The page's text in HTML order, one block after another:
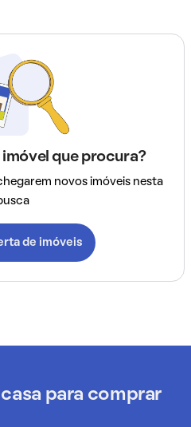
que procura?
novos imóveis nesta
de imóveis
para comprar